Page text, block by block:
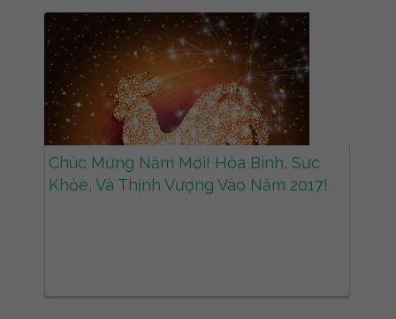
Chúc Mừng Năm Mới! Hòa Bình, Sức
Khỏe, Và Thịnh Vượng Vào Năm 2017!